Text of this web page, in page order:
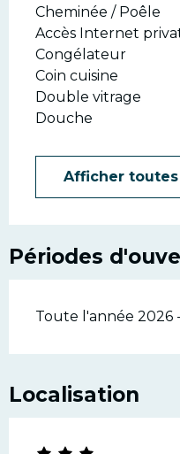
Cheminée / Poêle
Accès Internet
Congélateur
Coin cuisine
Double vitrage
Douche
Afficher toutes
Périodes
Toute l'année 2026
Localisation